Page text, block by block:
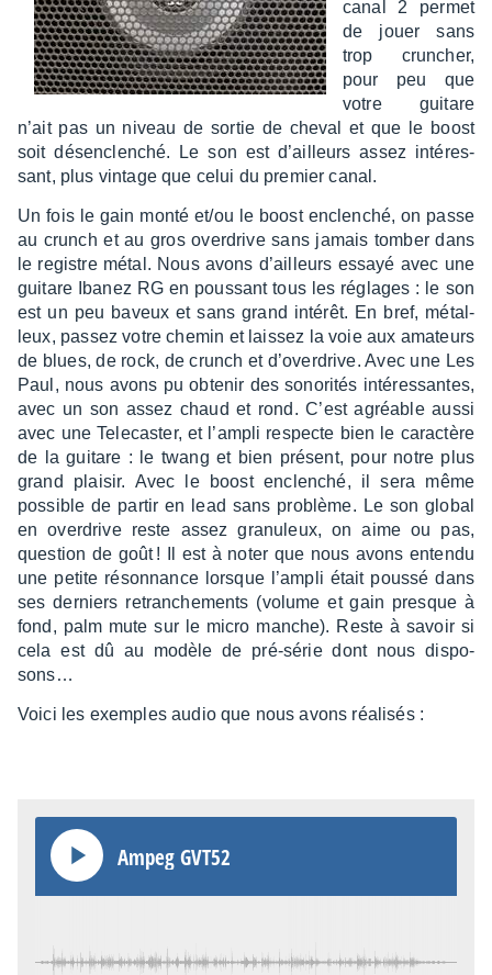
canal 2 permet
de jouer sans
trop crun­cher,
pour peu que
votre guitare
n’ait pas un niveau de sortie de cheval et que le boost
soit désen­clen­ché. Le son est d’ailleurs assez inté­res­
sant, plus vintage que celui du premier canal.
Un fois le gain monté et/ou le boost enclen­ché, on passe
au crunch et au gros over­drive sans jamais tomber dans
le registre métal. Nous avons d’ailleurs essayé avec une
guitare Ibanez RG en pous­sant tous les réglages : le son
est un peu baveux et sans grand inté­rêt. En bref, métal­
leux, passez votre chemin et lais­sez la voie aux amateurs
de blues, de rock, de crunch et d’over­drive. Avec une Les
Paul, nous avons pu obte­nir des sono­ri­tés inté­res­santes,
avec un son assez chaud et rond. C’est agréable aussi
avec une Tele­cas­ter, et l’am­pli respecte bien le carac­tère
de la guitare : le twang et bien présent, pour notre plus
grand plai­sir. Avec le boost enclen­ché, il sera même
possible de partir en lead sans problème. Le son global
en over­drive reste assez granu­leux, on aime ou pas,
ques­tion de goût ! Il est à noter que nous avons entendu
une petite réson­nance lorsque l’am­pli était poussé dans
ses derniers retran­che­ments (volume et gain presque à
fond, palm mute sur le micro manche). Reste à savoir si
cela est dû au modèle de pré-série dont nous dispo­
sons…
Voici les exemples audio que nous avons réali­sés :
Ampeg GVT52